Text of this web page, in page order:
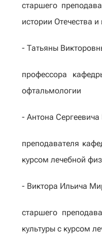
старшего
истории Отечества
- Татьяны
профессора
офтальмологии
- Антона
преподавателя
курсом лечебной
- Виктора Ильича
старшего
культуры с курсом